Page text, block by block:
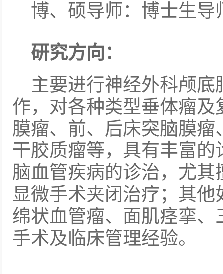
博、硕导师：博士生导
研究方向：
主要进行神经外科颅
作，对各种类型垂体瘤
膜瘤、前、后床突脑膜
干胶质瘤等，具有丰富
脑血管疾病的诊治，尤
显微手术夹闭治疗；其
绵状血管瘤、面肌痉挛
手术及临床管理经验。